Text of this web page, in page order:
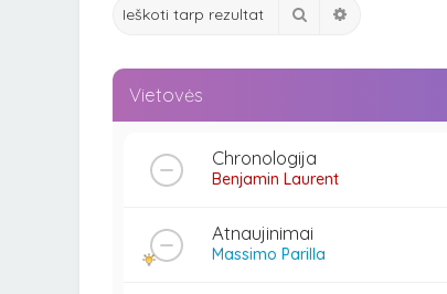
Ieškoti
Vietovės
Chronologija
Benjamin Laurent
Atnaujinimai
Massimo Parilla